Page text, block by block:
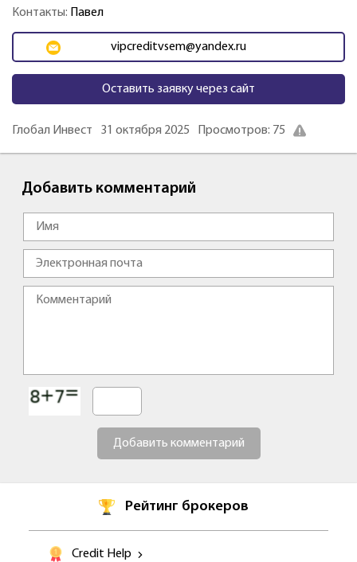
Контакты: Павел
vipcreditvsem@yandex.ru
Оставить заявку через сайт
Глобал Инвест 31 октября 2025 Просмотров: 75
Добавить комментарий
Добавить комментарий
Рейтинг брокеров
Credit Help